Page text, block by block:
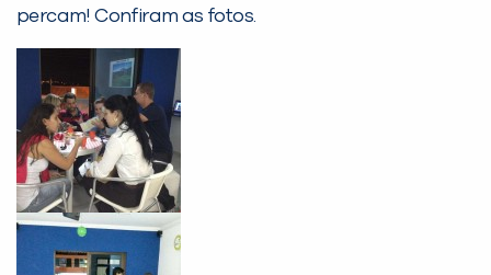
percam! Confiram as fotos.
Desculpe!
inFlux nesta cidade ou bairro que